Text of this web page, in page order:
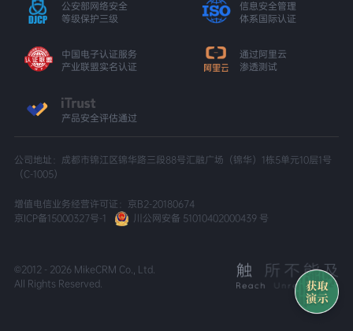
公安部网络安全
等级保护三级
信息安全管理
体系国际认证
中国电子认证服务
产业联盟实名认证
通过阿里云
渗透测试
产品安全评估通过
公司地址：成都市锦江区锦华路三段88号汇融广场（锦华）1栋5单元10层1号
（C-1005）
增值电信业务经营许可证：京B2-20180674
京ICP备15000327号-1
川公网安备 51010402000439 号
©2012 - 2026 MikeCRM Co., Ltd.
All Rights Reserved.